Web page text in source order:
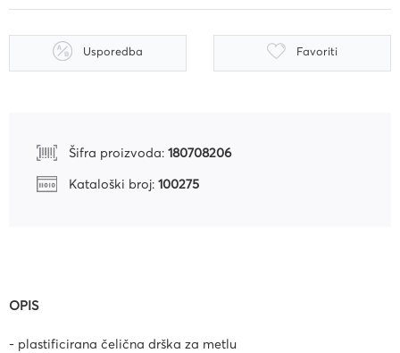
Usporedba Favoriti
Šifra proizvoda: 180708206
Kataloški broj: 100275
OPIS
- plastificirana čelična drška za metlu